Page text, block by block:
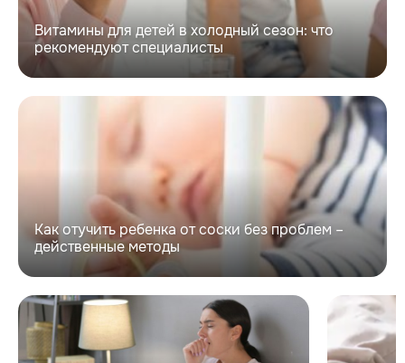
Витамины для детей в холодный сезон: что
рекомендуют специалисты
Как отучить ребенка от соски без проблем –
действенные методы